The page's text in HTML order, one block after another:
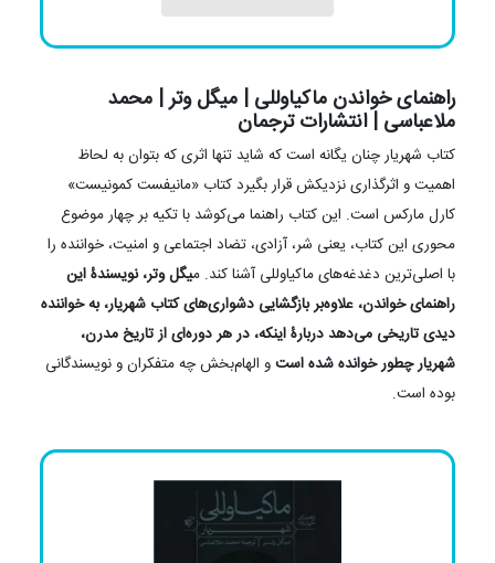
نیکولو ماکیاولی
قیمت:
255,000 تومان
3,000,000
این کتاب در فروشگاه موجود نیست.
راهنمای خواندن ماکیاوللی | میگل وتر | محمد
ملاعباسی | انتشارات ترجمان
کتاب شهریار چنان یگانه است که شاید تنها اثری که بتوان به لحاظ
اهمیت و اثرگذاری نزدیکش قرار بگیرد کتاب «مانیفست کمونیست»
محوری این کتاب، یعنی شر، آزادی، تضاد اجتماعی و امنیت، خواننده را
با اصلی‌ترین دغدغه‌های ماکیاوللی آشنا کند. میگل وتر، نویسندۀ این
راهنمای خواندن، علاوه‌بر بازگشایی دشواری‌های کتاب شهریار، به خواننده
دیدی تاریخی می‌دهد دربارۀ اینکه، در هر دوره‌ای از تاریخ مدرن،